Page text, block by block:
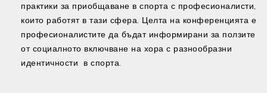
практики за приобщаване в спорта с професионалисти,
които работят в тази сфера. Целта на конференцията е
професионалистите да бъдат информирани за ползите
от социалното включване на хора с разнообразни
идентичности в спорта.